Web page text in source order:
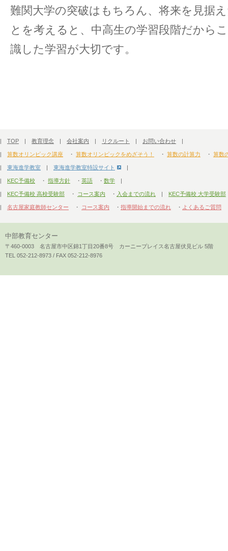
難関大学の突破はもちろん、将来を見据
とを考えると、中高生の学習段階だから
識した学習が大切です。
| TOP | 教育理念 | 会社案内 | リクルート | お問い合わせ |
| 算数オリンピック講座 ・ 算数オリンピックをめざそう！ ・ 算数の計算力 ・ 算数
| 東海進学教室 | 東海進学教室特設サイト |
| KEC予備校 ・ 指導方針 ・ 英語 ・ 数学 |
| KEC予備校 高校受験部 ・ コース案内 ・ 入会までの流れ | KEC予備校 大学受験部
| 名古屋家庭教師センター ・ コース案内 ・ 指導開始までの流れ ・ よくあるご質問
中部教育センター
〒460-0003 名古屋市中区錦1丁目20番8号 カーニープレイス名古屋伏見ビル 5階
TEL 052-212-8973 / FAX 052-212-8976